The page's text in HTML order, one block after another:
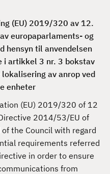
(EU) 2019/320 av 12.
europaparlaments- og
hensyn til anvendelsen
i artikkel 3 nr. 3 bokstav
av anrop ved
enheter
(EU) 2019/320 of 12
2014/53/EU of
the Council with regard
requirements referred
in order to ensure
from